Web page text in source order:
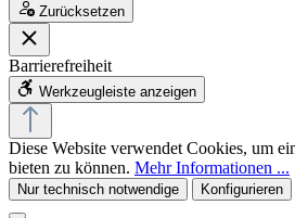
Zurücksetzen
Barrierefreiheit
Werkzeugleiste anzeigen
Diese Website verwendet Cookies, um
bieten zu können. Mehr Informationen ...
Nur technisch notwendige Konfigurieren